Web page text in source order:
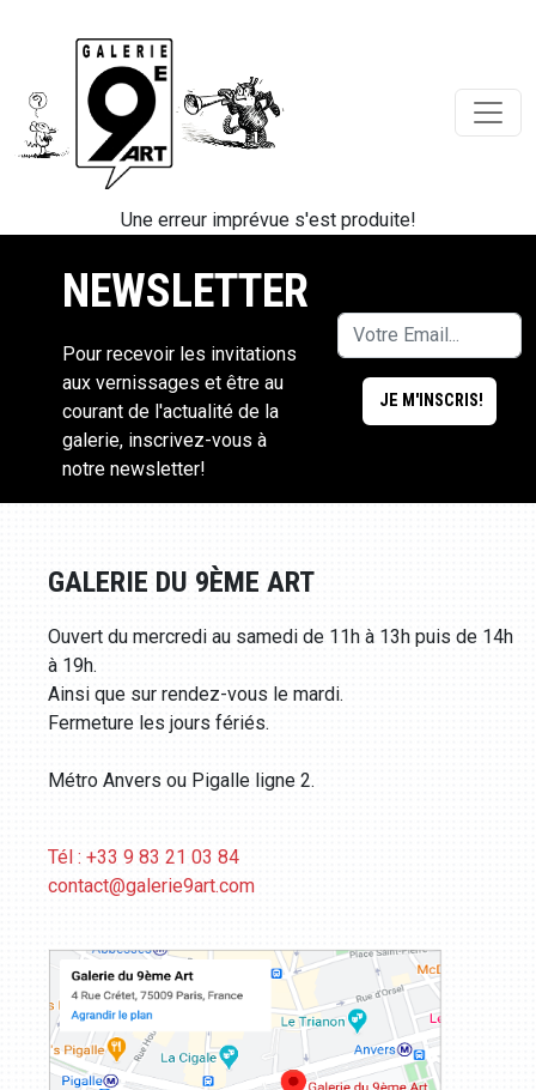
Une erreur imprévue s'est produite!
NEWSLETTER
Pour recevoir les invitations
aux vernissages et être au
courant de l'actualité de la
galerie, inscrivez-vous à
notre newsletter!
GALERIE DU 9ÈME ART
Ouvert du mercredi au samedi de 11h à 13h puis de 14h
à 19h.
Ainsi que sur rendez-vous le mardi.
Fermeture les jours fériés.
Métro Anvers ou Pigalle ligne 2.
Tél : +33 9 83 21 03 84
contact@galerie9art.com